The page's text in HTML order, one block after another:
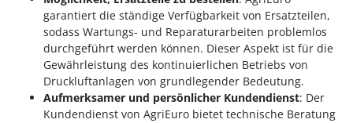
garantiert die ständige Verfügbarkeit von Ersatzteilen,
sodass Wartungs- und Reparaturarbeiten problemlos
durchgeführt werden können. Dieser Aspekt ist für die
Gewährleistung des kontinuierlichen Betriebs von
Druckluftanlagen von grundlegender Bedeutung.
Aufmerksamer und persönlicher Kundendienst: Der
Kundendienst von AgriEuro bietet technische Beratung